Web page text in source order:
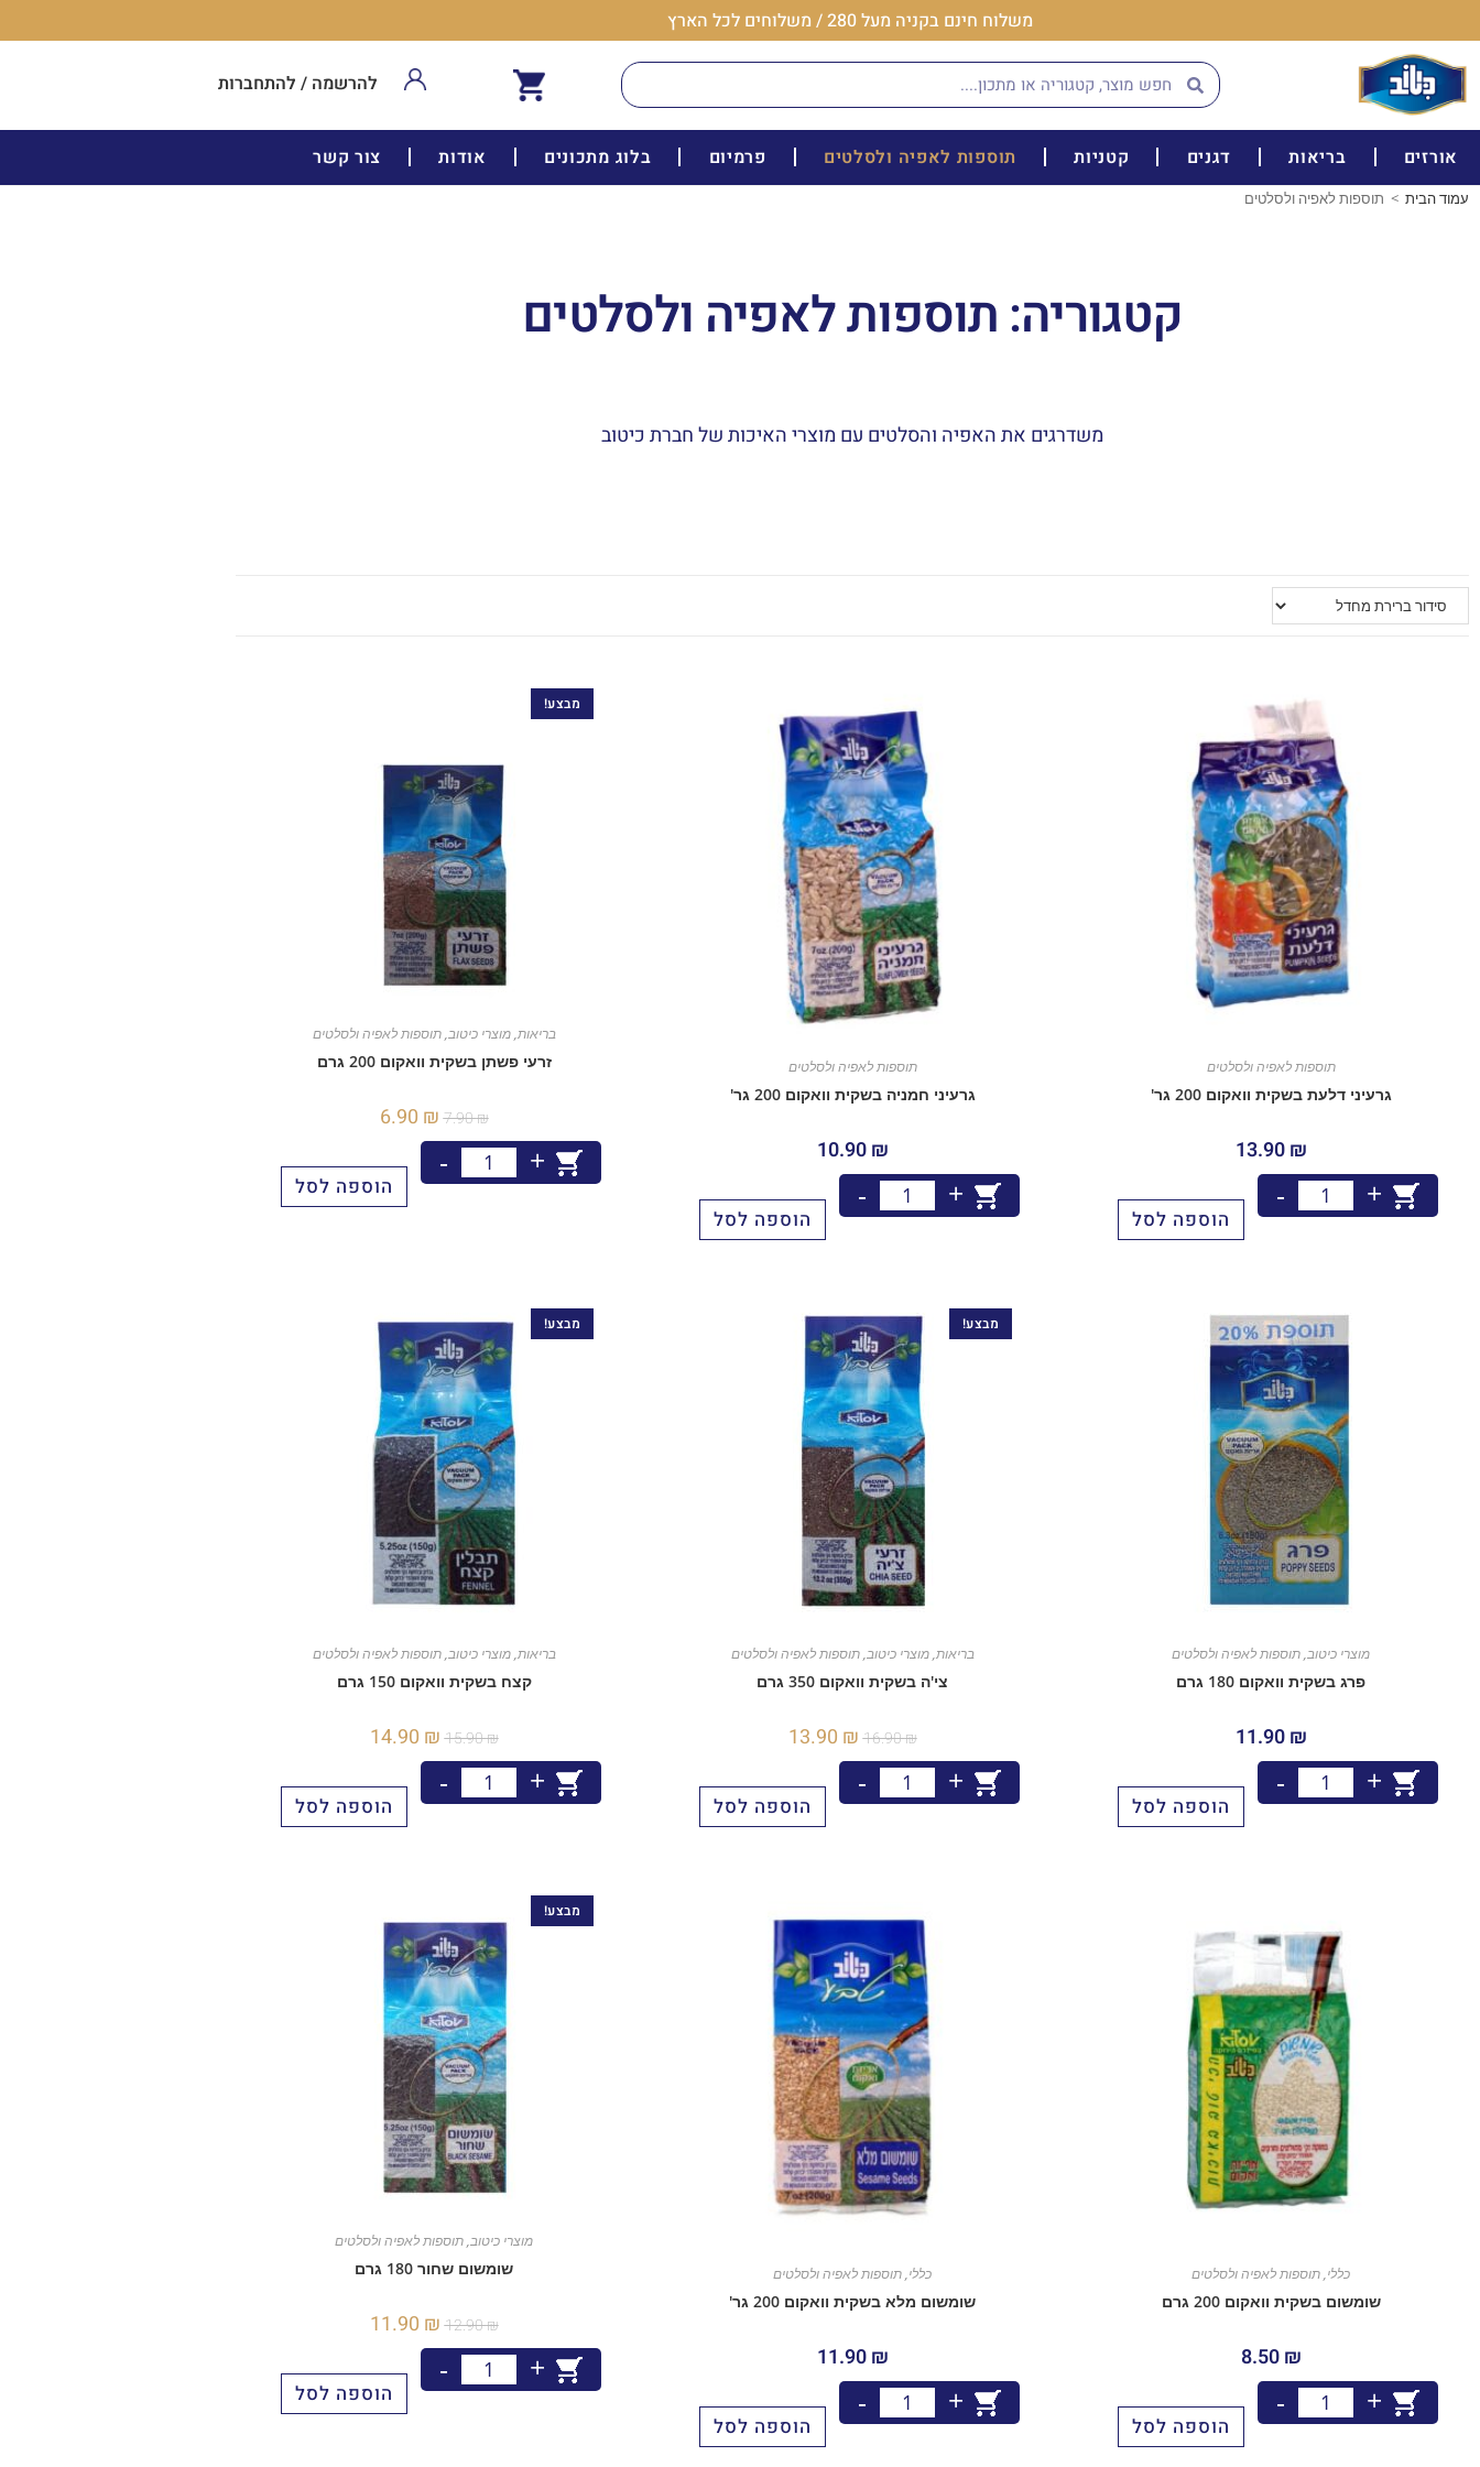
משלוח חינם בקניה מעל 280 / משלוחים לכל הארץ
להרשמה / להתחברות
אורזים בריאות דגנים קטניות תוספות לאפיה ולסלטים פרמיום בלוג מתכונים אודות צור קשר
עמוד הבית > תוספות לאפיה ולסלטים
קטגוריה: תוספות לאפיה ולסלטים
משדרגים את האפיה והסלטים עם מוצרי האיכות של חברת כיטוב
תוספות לאפיה ולסלטים
גרעיני דלעת בשקית וואקום 200 גר'
13.90₪
+
-
הוספה לסל
תוספות לאפיה ולסלטים
גרעיני חמניה בשקית וואקום 200 גר'
10.90₪
+
-
הוספה לסל
מבצע!
בריאות,מוצרי כיטוב,תוספות לאפיה ולסלטים
זרעי פשתן בשקית וואקום 200 גרם
7.90₪
6.90 ₪
+
-
הוספה לסל
מוצרי כיטוב,תוספות לאפיה ולסלטים
פרג בשקית וואקום 180 גרם
11.90₪
+
-
הוספה לסל
מבצע!
בריאות,מוצרי כיטוב,תוספות לאפיה ולסלטים
צי'ה בשקית וואקום 350 גרם
16.90₪
13.90 ₪
+
-
הוספה לסל
מבצע!
בריאות,מוצרי כיטוב,תוספות לאפיה ולסלטים
קצח בשקית וואקום 150 גרם
15.90₪
14.90 ₪
+
-
הוספה לסל
כללי,תוספות לאפיה ולסלטים
שומשום בשקית וואקום 200 גרם
8.50₪
+
-
הוספה לסל
כללי,תוספות לאפיה ולסלטים
שומשום מלא בשקית וואקום 200 גר'
11.90₪
+
-
הוספה לסל
מבצע!
מוצרי כיטוב,תוספות לאפיה ולסלטים
שומשום שחור 180 גרם
12.90₪
11.90 ₪
+
-
הוספה לסל